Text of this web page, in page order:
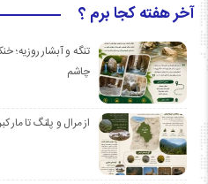
آخر هفته کجا برم ؟
تنگه و آبشار
چاشم
از مرال و پلنگ تا مار